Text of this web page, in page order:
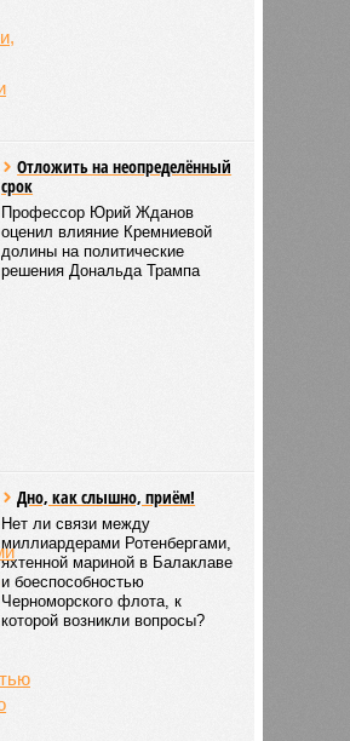
Отложить на неопределённый
срок
Профессор Юрий Жданов
оценил влияние Кремниевой
долины на политические
решения Дональда Трампа
Дно, как слышно, приём!
Нет ли связи между
миллиардерами Ротенбергами,
яхтенной мариной в Балаклаве
и боеспособностью
Черноморского флота, к
которой возникли вопросы?